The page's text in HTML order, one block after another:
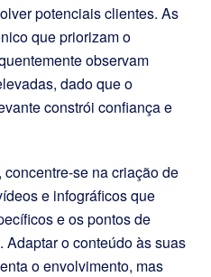
potenciais clientes. As
que priorizam o
observam
dado que o
constrói confiança e
se na criação de
e infográficos que
e os pontos de
o conteúdo às suas
o envolvimento, mas